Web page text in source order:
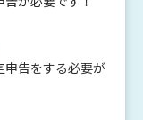
申告をする必要が